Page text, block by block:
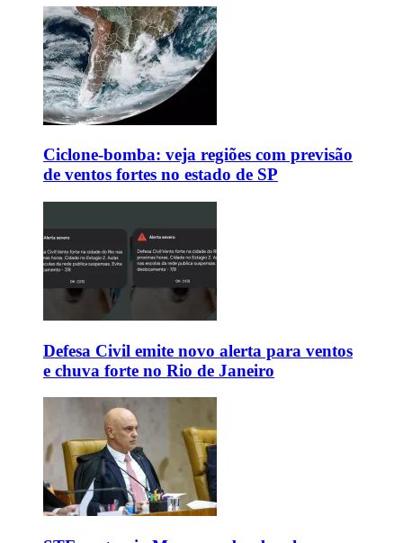
Ciclone-bomba: veja regiões com previsão
de ventos fortes no estado de SP
Defesa Civil emite novo alerta para ventos
e chuva forte no Rio de Janeiro